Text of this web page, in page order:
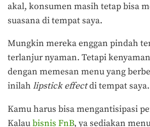
akal, konsumen masih tetap bisa
suasana di tempat saya.
Mungkin mereka enggan pindah
terlanjur nyaman. Tetapi
dengan memesan menu yang
inilah lipstick effectdi tempat saya.
Kamu harus bisa mengantisipasi
Kalaubisnis FnB, ya sediakan